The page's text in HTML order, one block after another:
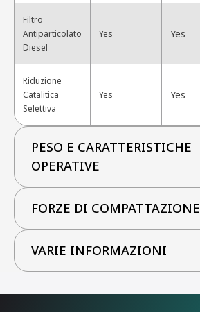
Filtro
Antiparticolato
Diesel
Yes Yes
Riduzione
Catalitica
Selettiva
Yes Yes
PESO E CARATTERISTICHE
OPERATIVE
FORZE DI COMPATTAZIONE
VARIE INFORMAZIONI